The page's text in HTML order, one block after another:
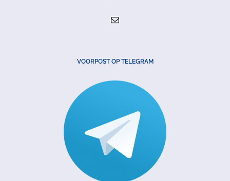
VOORPOST OP TELEGRAM